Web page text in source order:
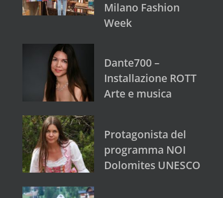
Milano Fashion
Week
Dante700 –
Installazione ROTT
Arte e musica
Protagonista del
programma NOI
Dolomites UNESCO